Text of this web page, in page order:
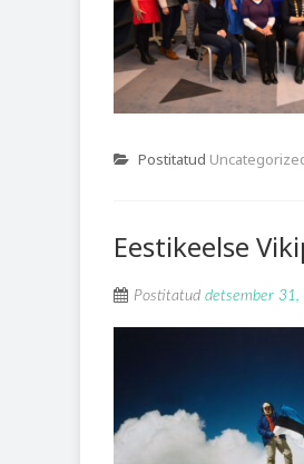
Postitatud
Eestikeelse
Postitatud detsember